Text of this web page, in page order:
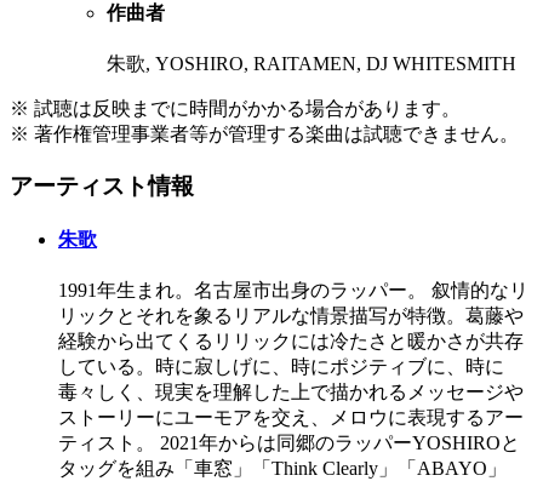
作曲者
朱歌, YOSHIRO, RAITAMEN, DJ WHITESMITH
※ 試聴は反映までに時間がかかる場合があります。
※ 著作権管理事業者等が管理する楽曲は試聴できません。
アーティスト情報
朱歌
1991年生まれ。名古屋市出身のラッパー。 叙情的なリ
リックとそれを象るリアルな情景描写が特徴。葛藤や
経験から出てくるリリックには冷たさと暖かさが共存
している。時に寂しげに、時にポジティブに、時に
毒々しく、現実を理解した上で描かれるメッセージや
ストーリーにユーモアを交え、メロウに表現するアー
ティスト。 2021年からは同郷のラッパーYOSHIROと
タッグを組み「車窓」「Think Clearly」「ABAYO」